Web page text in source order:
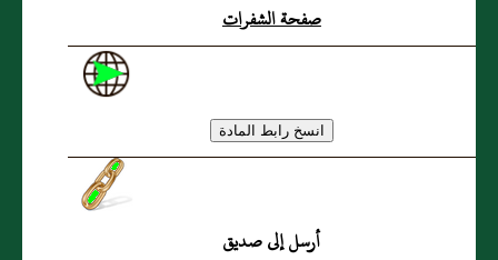
صفحة الشفرات
أرسل إلى صديق